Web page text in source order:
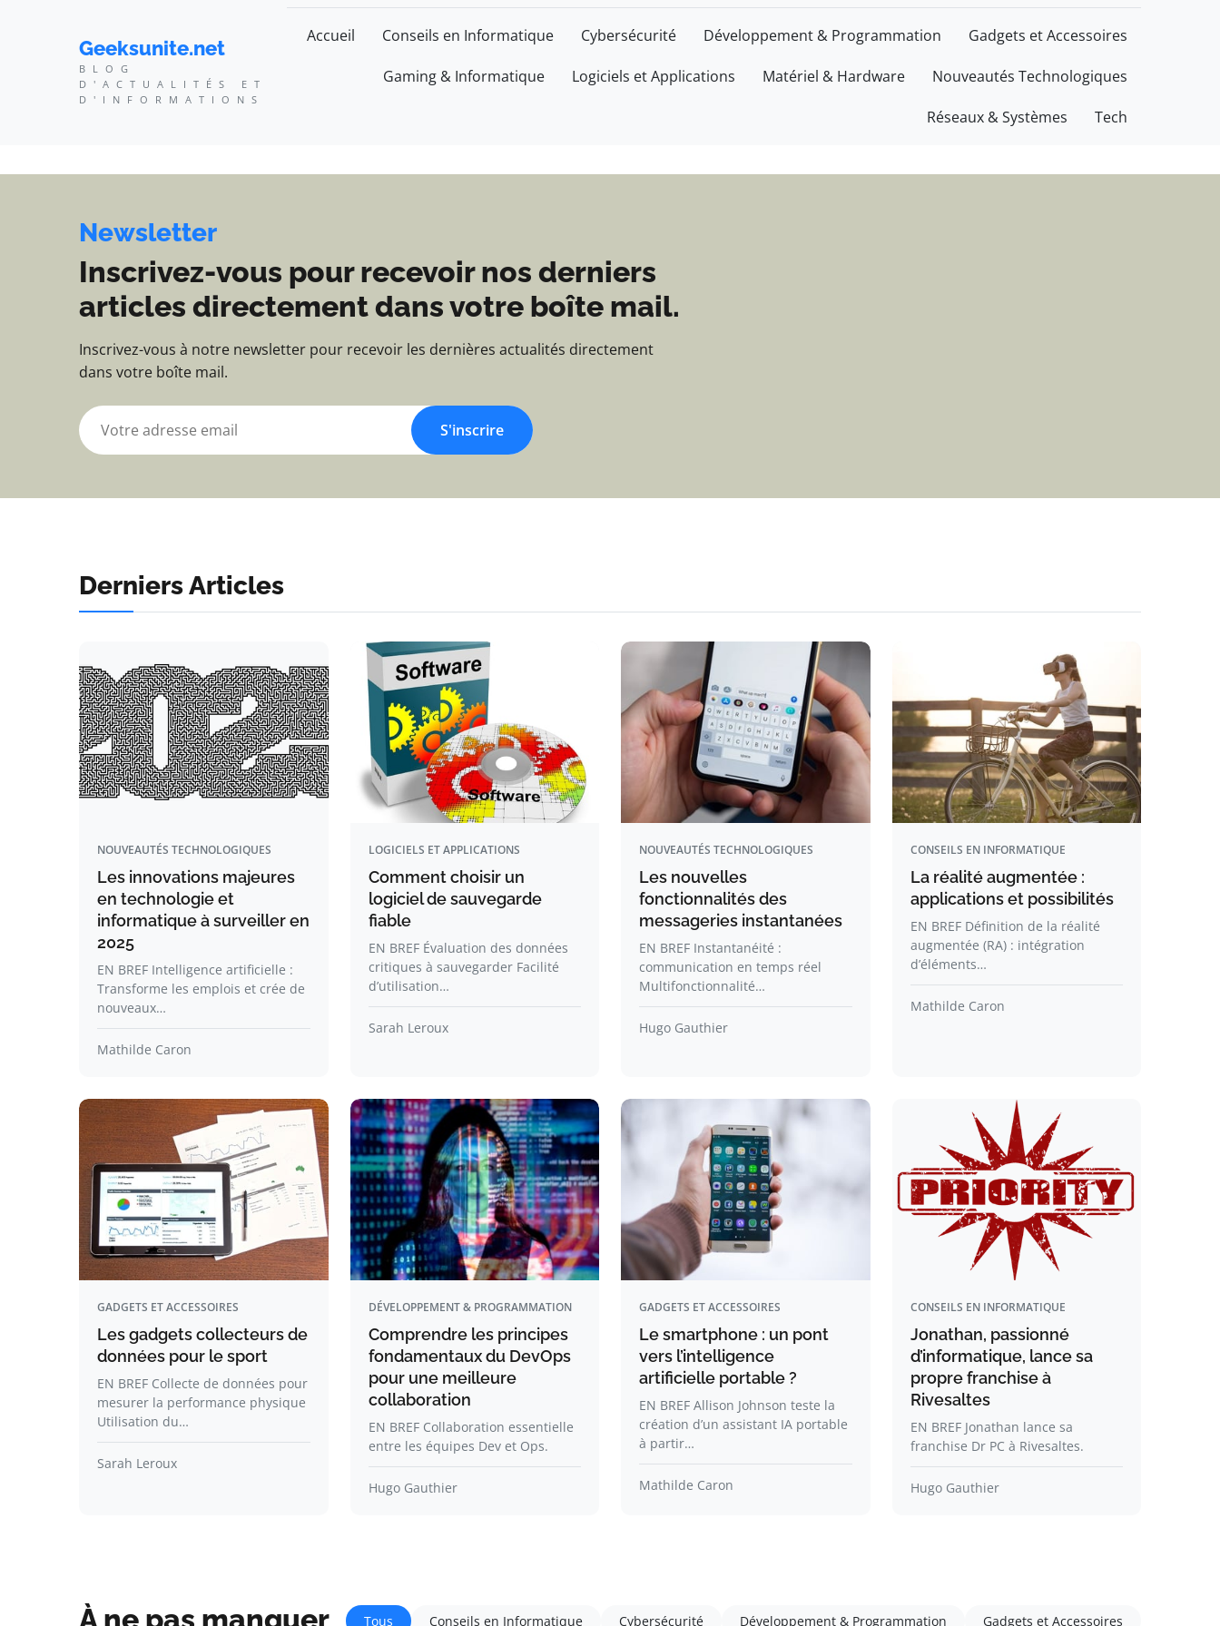
Geeksunite.net - Blog d'actualités et d'informations
Geeksunite.net
BLOG
D'ACTUALITÉS ET
D'INFORMATIONS
Accueil Conseils en Informatique Cybersécurité Développement & Programmation Gadgets et Accessoires
Gaming & Informatique Logiciels et Applications Matériel & Hardware Nouveautés Technologiques
Réseaux & Systèmes Tech
Newsletter
Inscrivez-vous pour recevoir nos derniers
articles directement dans votre boîte mail.
Inscrivez-vous à notre newsletter pour recevoir les dernières actualités directement
dans votre boîte mail.
S'inscrire
Derniers Articles
NOUVEAUTÉS TECHNOLOGIQUES
Les innovations majeures
en technologie et
informatique à surveiller en
2025
EN BREF Intelligence artificielle :
Transforme les emplois et crée de
nouveaux…
Mathilde Caron
LOGICIELS ET APPLICATIONS
Comment choisir un
logiciel de sauvegarde
fiable
EN BREF Évaluation des données
critiques à sauvegarder Facilité
d’utilisation…
Sarah Leroux
NOUVEAUTÉS TECHNOLOGIQUES
Les nouvelles
fonctionnalités des
messageries instantanées
EN BREF Instantanéité :
communication en temps réel
Multifonctionnalité…
Hugo Gauthier
CONSEILS EN INFORMATIQUE
La réalité augmentée :
applications et possibilités
EN BREF Définition de la réalité
augmentée (RA) : intégration
d’éléments…
Mathilde Caron
GADGETS ET ACCESSOIRES
Les gadgets collecteurs de
données pour le sport
EN BREF Collecte de données pour
mesurer la performance physique
Utilisation du…
Sarah Leroux
DÉVELOPPEMENT & PROGRAMMATION
Comprendre les principes
fondamentaux du DevOps
pour une meilleure
collaboration
EN BREF Collaboration essentielle
entre les équipes Dev et Ops.
Hugo Gauthier
GADGETS ET ACCESSOIRES
Le smartphone : un pont
vers l’intelligence
artificielle portable ?
EN BREF Allison Johnson teste la
création d’un assistant IA portable
à partir…
Mathilde Caron
CONSEILS EN INFORMATIQUE
Jonathan, passionné
d’informatique, lance sa
propre franchise à
Rivesaltes
EN BREF Jonathan lance sa
franchise Dr PC à Rivesaltes.
Hugo Gauthier
À ne pas manquer Tous Conseils en Informatique Cybersécurité Développement & Programmation Gadgets et Accessoires